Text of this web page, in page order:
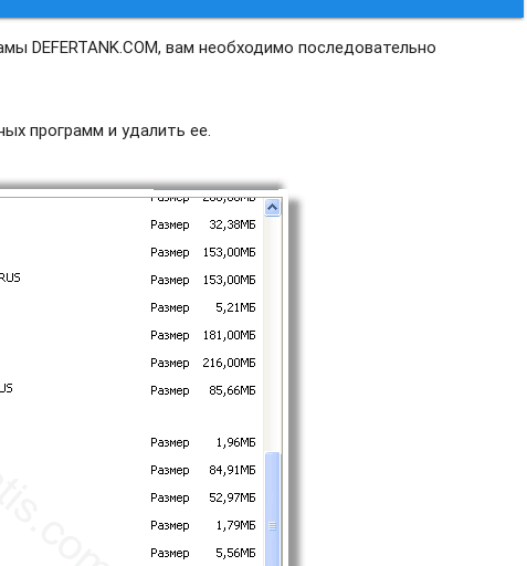
DEFERTANK.COM, вам необходимо последовательно
программ и удалить ее.